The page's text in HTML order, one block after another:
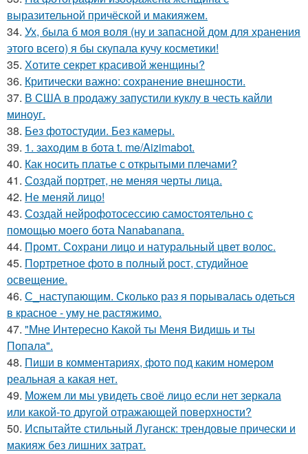
выразительной причёской и макияжем.
34. Ух, была б моя воля (ну и запасной дом для хранения
этого всего) я бы скупала кучу косметики!
35. Хотите секрет красивой женщины?
36. Критически важно: сохранение внешности.
37. В США в продажу запустили куклу в честь кайли
миноуг.
38. Без фотостудии. Без камеры.
39. 1. заходим в бота t. me/Aizimabot.
40. Как носить платье с открытыми плечами?
41. Создай портрет, не меняя черты лица.
42. Не меняй лицо!
43. Создай нейрофотосессию самостоятельно с
помощью моего бота Nanabanana.
44. Промт. Сохрани лицо и натуральный цвет волос.
45. Портретное фото в полный рост, студийное
освещение.
46. С_наступающим. Сколько раз я порывалась одеться
в красное - уму не растяжимо.
47. "Мне Интересно Какой ты Меня Видишь и ты
Попала".
48. Пиши в комментариях, фото под каким номером
реальная а какая нет.
49. Можем ли мы увидеть своё лицо если нет зеркала
или какой-то другой отражающей поверхности?
50. Испытайте стильный Луганск: трендовые прически и
макияж без лишних затрат.